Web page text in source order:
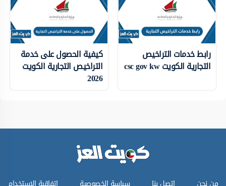
رابط خدمات التراخيص
التجارية الكويت csc gov kw
كيفية الحصول على خدمة
التراخيص التجارية الكويت
2026